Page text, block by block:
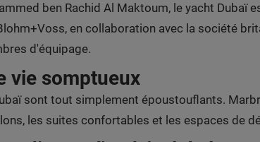
ben Rachid Al Maktoum, le yacht
en collaboration avec la société
d'équipage.
vie somptueux
sont tout simplement époustouflants.
les suites confortables et les espaces de